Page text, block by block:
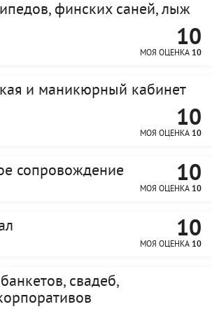
финских саней, лыж
10
МОЯ ОЦЕНКА 10
и маникюрный кабинет
10
МОЯ ОЦЕНКА 10
сопровождение 10
МОЯ ОЦЕНКА 10
10
МОЯ ОЦЕНКА 10
свадеб,